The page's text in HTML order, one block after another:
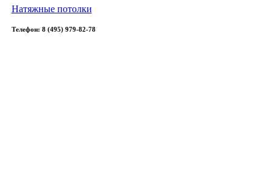
Натяжные потолки
Телефон: 8 (495) 979-82-78